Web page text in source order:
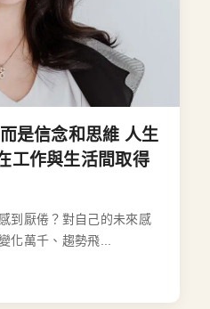
是信念和思維 人生
工作與生活間取得
到厭倦？對自己的未來感
化萬千、趨勢飛...